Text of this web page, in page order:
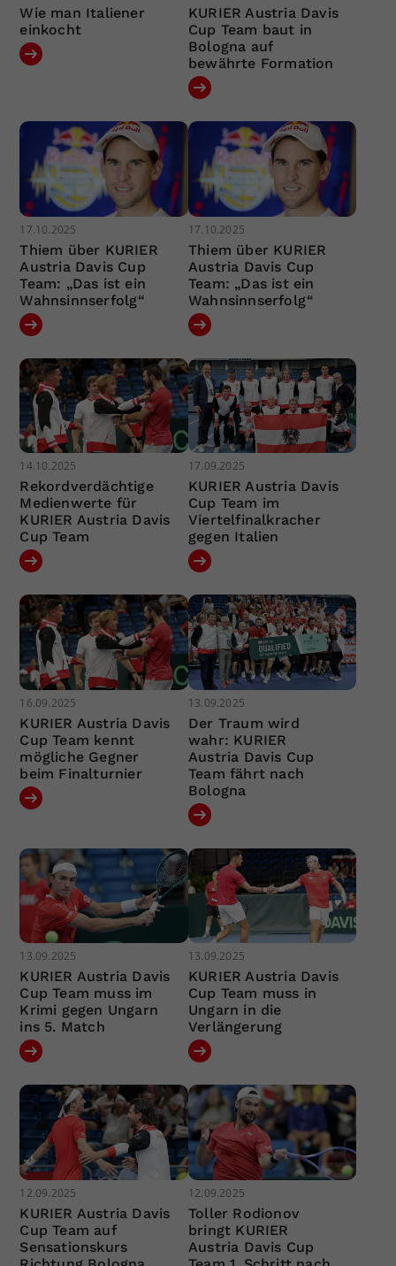
Wie man Italiener
einkocht
KURIER Austria Davis
Cup Team baut in
Bologna auf
bewährte Formation
17.10.2025
Thiem über KURIER
Austria Davis Cup
Team: „Das ist ein
Wahnsinnserfolg“
17.10.2025
Thiem über KURIER
Austria Davis Cup
Team: „Das ist ein
Wahnsinnserfolg“
14.10.2025
Rekordverdächtige
Medienwerte für
KURIER Austria Davis
Cup Team
17.09.2025
KURIER Austria Davis
Cup Team im
Viertelfinalkracher
gegen Italien
16.09.2025
KURIER Austria Davis
Cup Team kennt
mögliche Gegner
beim Finalturnier
13.09.2025
Der Traum wird
wahr: KURIER
Austria Davis Cup
Team fährt nach
Bologna
13.09.2025
KURIER Austria Davis
Cup Team muss im
Krimi gegen Ungarn
ins 5. Match
13.09.2025
KURIER Austria Davis
Cup Team muss in
Ungarn in die
Verlängerung
12.09.2025
KURIER Austria Davis
Cup Team auf
Sensationskurs
12.09.2025
Toller Rodionov
bringt KURIER
Austria Davis Cup